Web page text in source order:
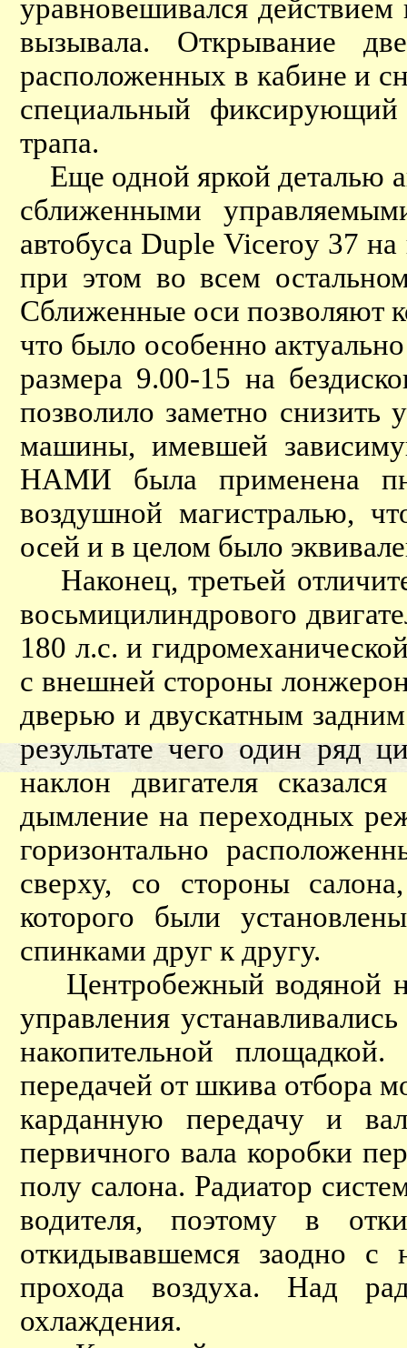
уравновешивался
вызывала. Открывание
расположенных в кабине и
специальный
трапа.
Еще одной яркой деталью
сближенными
автобуса Duple Viceroy 37
при этом во всем
Сближенные оси позволяют
что было особенно
размера 9.00-15 на
позволило заметно снизить
машины, имевшей
НАМИ была применена
воздушной магистралью,
осей и в целом было
Наконец, третьей
восьмицилиндрового
180 л.с. и
с внешней стороны
дверью и двускатным
результате чего один ряд
наклон двигателя
дымление на переходных
горизонтально
сверху, со стороны
которого были
спинками друг к другу.
Центробежный водяной
управления
накопительной
передачей от шкива отбора
карданную передачу и
первичного вала коробки
полу салона. Радиатор
водителя, поэтому в
откидывавшемся заодно с
прохода воздуха. Над
охлаждения.